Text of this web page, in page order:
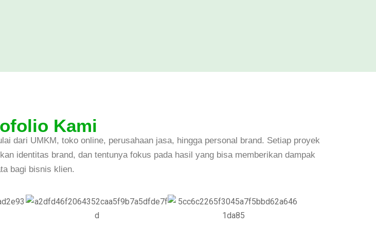
Kami
dari UMKM, toko online, perusahaan jasa, hingga personal brand. Setiap proyek
identitas brand, dan tentunya fokus pada hasil yang bisa memberikan dampak
bagi bisnis klien.